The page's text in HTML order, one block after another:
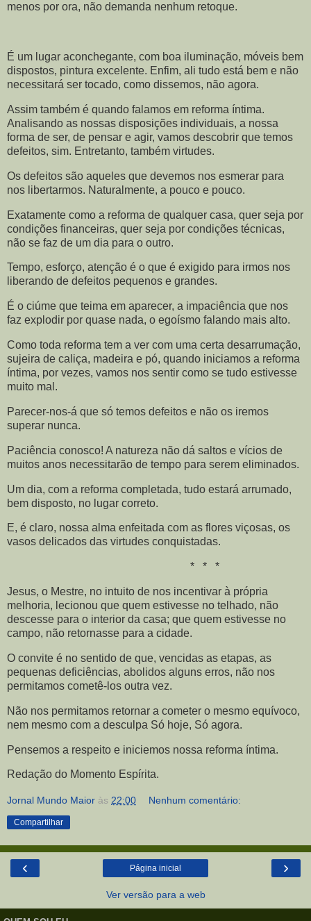
menos por ora, não demanda nenhum retoque.
É um lugar aconchegante, com boa iluminação, móveis bem
dispostos, pintura excelente. Enfim, ali tudo está bem e não
necessitará ser tocado, como dissemos, não agora.
Assim também é quando falamos em reforma íntima.
Analisando as nossas disposições individuais, a nossa
forma de ser, de pensar e agir, vamos descobrir que temos
defeitos, sim. Entretanto, também virtudes.
Os defeitos são aqueles que devemos nos esmerar para
nos libertarmos. Naturalmente, a pouco e pouco.
Exatamente como a reforma de qualquer casa, quer seja por
condições financeiras, quer seja por condições técnicas,
não se faz de um dia para o outro.
Tempo, esforço, atenção é o que é exigido para irmos nos
liberando de defeitos pequenos e grandes.
É o ciúme que teima em aparecer, a impaciência que nos
faz explodir por quase nada, o egoísmo falando mais alto.
Como toda reforma tem a ver com uma certa desarrumação,
sujeira de caliça, madeira e pó, quando iniciamos a reforma
íntima, por vezes, vamos nos sentir como se tudo estivesse
muito mal.
Parecer-nos-á que só temos defeitos e não os iremos
superar nunca.
Paciência conosco! A natureza não dá saltos e vícios de
muitos anos necessitarão de tempo para serem eliminados.
Um dia, com a reforma completada, tudo estará arrumado,
bem disposto, no lugar correto.
E, é claro, nossa alma enfeitada com as flores viçosas, os
vasos delicados das virtudes conquistadas.
* * *
Jesus, o Mestre, no intuito de nos incentivar à própria
melhoria, lecionou que quem estivesse no telhado, não
descesse para o interior da casa; que quem estivesse no
campo, não retornasse para a cidade.
O convite é no sentido de que, vencidas as etapas, as
pequenas deficiências, abolidos alguns erros, não nos
permitamos cometê-los outra vez.
Não nos permitamos retornar a cometer o mesmo equívoco,
nem mesmo com a desculpa Só hoje, Só agora.
Pensemos a respeito e iniciemos nossa reforma íntima.
Redação do Momento Espírita.
Jornal Mundo Maior às 22:00 Nenhum comentário:
Compartilhar
‹ ›
Página inicial
Ver versão para a web